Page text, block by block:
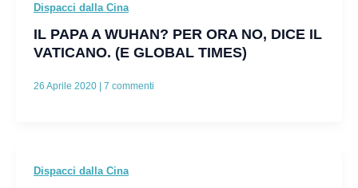
Dispacci dalla Cina
IL PAPA A WUHAN? PER ORA NO, DICE IL
VATICANO. (E GLOBAL TIMES)
26 Aprile 2020 7 commenti
Dispacci dalla Cina